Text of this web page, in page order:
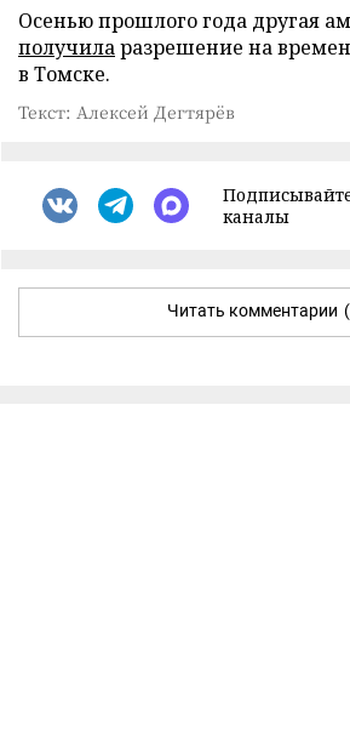
Осенью прошлого года другая
получиларазрешение на
в Томске.
Текст: Алексей Дегтярёв
каналы
Читать комментарии